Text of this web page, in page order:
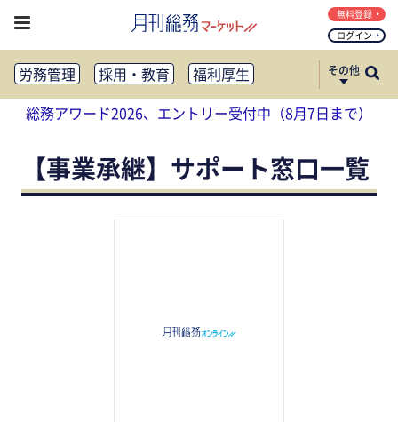
ログイン
無料登録
労務管理 採用・教育
福利厚生
健康経営
働き方改革
法務・コンプライアンス
リスクマネジメント・BCP
社外・社内広報
社外・社内コミュニケーション活性化
FM・オフィス移転
CSR・SDGs
その他
総務アワード2026、エントリー受付中（8月7日まで）
【事業承継】サポート窓口一覧